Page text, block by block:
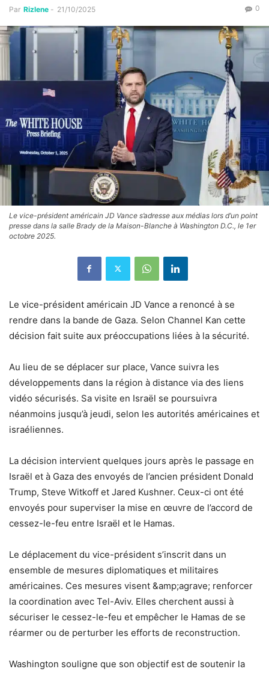
Par Rizlene - 21/10/2025 0
Le vice-président américain JD Vance s’adresse aux médias lors d’un point
presse dans la salle Brady de la Maison-Blanche à Washington D.C., le 1er
octobre 2025.
Le vice-président américain JD Vance a renoncé à se
rendre dans la bande de Gaza. Selon Channel Kan cette
décision fait suite aux préoccupations liées à la sécurité.
Au lieu de se déplacer sur place, Vance suivra les
développements dans la région à distance via des liens
vidéo sécurisés. Sa visite en Israël se poursuivra
néanmoins jusqu’à jeudi, selon les autorités américaines et
israéliennes.
La décision intervient quelques jours après le passage en
Israël et à Gaza des envoyés de l’ancien président Donald
Trump, Steve Witkoff et Jared Kushner. Ceux-ci ont été
envoyés pour superviser la mise en œuvre de l’accord de
cessez-le-feu entre Israël et le Hamas.
Le déplacement du vice-président s’inscrit dans un
ensemble de mesures diplomatiques et militaires
américaines. Ces mesures visent &amp;agrave; renforcer
la coordination avec Tel-Aviv. Elles cherchent aussi à
sécuriser le cessez-le-feu et empêcher le Hamas de se
réarmer ou de perturber les efforts de reconstruction.
Washington souligne que son objectif est de soutenir la